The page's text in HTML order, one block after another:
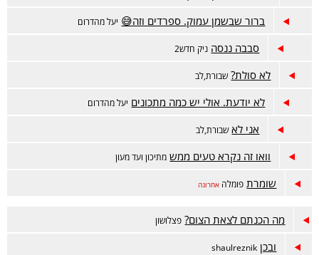
ברור שבשמן עמוק. ספרדים וזה😅 יעל מהדרום
סבבה ננסה ניק חדש2
לא סולת? שבורת,לב
לא יודעת. אולי יש כמה מתכונים יעל מהדרום
אני לא שבורת,לב
וואו זה נקרא טעים ממש מתיכון ועד מעון
שומרת פומלה אחרונה
מה הכנתם לצאת הצום? פצלושון
ובכן shaulreznik